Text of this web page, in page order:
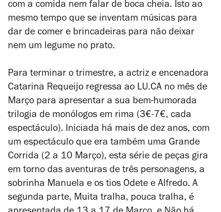
com a comida nem falar de boca cheia. Isto ao
mesmo tempo que se inventam músicas para
dar de comer e brincadeiras para não deixar
nem um legume no prato.
Para terminar o trimestre, a actriz e encenadora
Catarina Requeijo regressa ao LU.CA no mês de
Março para apresentar a sua bem-humorada
trilogia de monólogos em rima (3€-7€, cada
espectáculo). Iniciada há mais de dez anos, com
um espectáculo que era também uma Grande
Corrida (2 a 10 Março), esta série de peças gira
em torno das aventuras de três personagens, a
sobrinha Manuela e os tios Odete e Alfredo. A
segunda parte, Muita tralha, pouca tralha, é